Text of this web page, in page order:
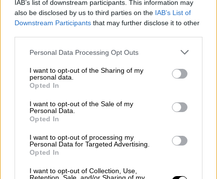
IAB’s list of downstream participants. This information may
also be disclosed by us to third parties on the IAB’s List of
Downstream Participants that may further disclose it to other
Please note that this website/app uses one or more Google
not limited to your visit or usage behaviour. You may click to
grant or deny consent to Google and its third-party tags to
use your data for below specified purposes in below Google
consent section.
Personal Data Processing Opt Outs
I want to opt-out of the Sharing of my
personal data.
Opted In
I want to opt-out of the Sale of my
Personal Data.
Opted In
I want to opt-out of processing my
Personal Data for Targeted Advertising.
Opted In
I want to opt-out of Collection, Use,
σύμφωνα με τη δορυφορική εικόνα του
CopernicusEU που αποτυπώνει τα ίχνη του
2.000 χλμ μακριά, πάνω από την Ελλάδα και
H Αίτνα είναι το υψηλότερο ενεργό
και είναι δραστήρια τα τελευταία… 500.000
χρόνια. Η ηφαιστειακή τέφρα εκτοξεύθηκε